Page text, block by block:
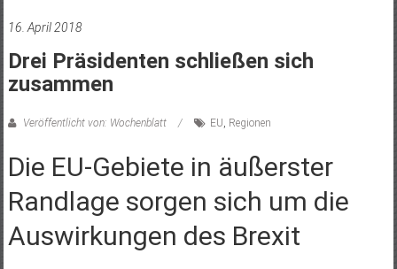
16. April 2018
Drei Präsidenten schließen sich
zusammen
Veröffentlicht von: Wochenblatt EU, Regionen
Die EU-Gebiete in äußerster
Randlage sorgen sich um die
Auswirkungen des Brexit